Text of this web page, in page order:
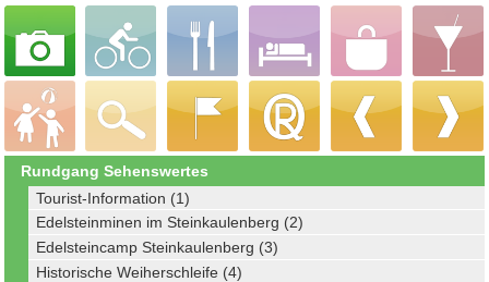
Rundgang Sehenswertes
Tourist-Information (1)
Edelsteinminen im Steinkaulenberg (2)
Edelsteincamp Steinkaulenberg (3)
Historische Weiherschleife (4)